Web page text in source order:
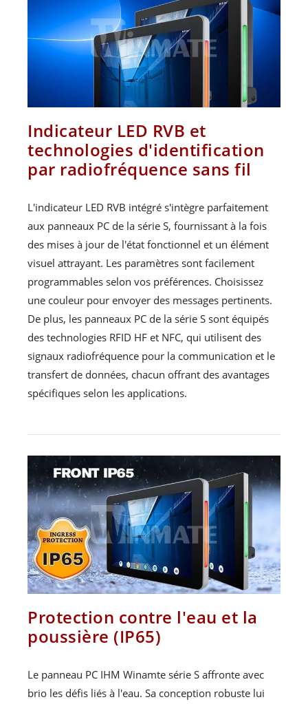
Indicateur LED RVB et
technologies d'identification
par radiofréquence sans fil
L'indicateur LED RVB intégré s'intègre parfaitement
aux panneaux PC de la série S, fournissant à la fois
des mises à jour de l'état fonctionnel et un élément
visuel attrayant. Les paramètres sont facilement
programmables selon vos préférences. Choisissez
une couleur pour envoyer des messages pertinents.
De plus, les panneaux PC de la série S sont équipés
des technologies RFID HF et NFC, qui utilisent des
signaux radiofréquence pour la communication et le
transfert de données, chacun offrant des avantages
spécifiques selon les applications.
Protection contre l'eau et la
poussière (IP65)
Le panneau PC IHM Winamte série S affronte avec
brio les défis liés à l'eau. Sa conception robuste lui